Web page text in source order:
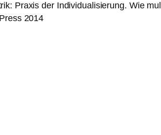
Praxis der Individualisierung. Wie
2014